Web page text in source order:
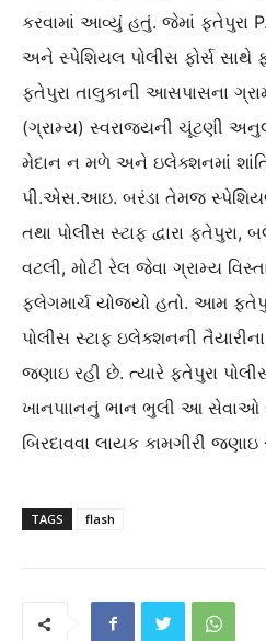
કરવામાં આવ્યું હતું. જેમાં ફતેપુરા
અને સ્પેશિયલ પોલીસ ફોર્સ સાથે
ફતેપુરા તાલુકાની આસપાસના
(ગ્રામ્ય) સ્વરાજયની ચૂંટણી
મેદાન ન મળે અને ઇલેક્શનમાં
પી.એસ.આઇ. બરંડા તેમજ સ્પેશિયલ
તથા પોલીસ સ્ટાફ દ્વારા
વટલી, મોટી રેલ જેવા ગ્રામ્ય
ફ્લેગમાર્ચ યોજ્યો હતો. આમ
પોલીસ સ્ટાફ ઇલેક્શનની
જણાઇ રહી છે. ત્યારે ફતેપુરા
ખાનપાાનનું ભાન ભુલી આ સેવાઓ
બિરદાવવા લાયક કામગીરી જણાઇ
TAGS flash